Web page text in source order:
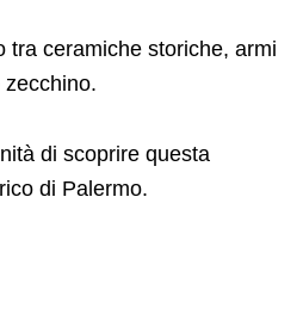
tra ceramiche storiche, armi
zecchino.
di scoprire questa
di Palermo.